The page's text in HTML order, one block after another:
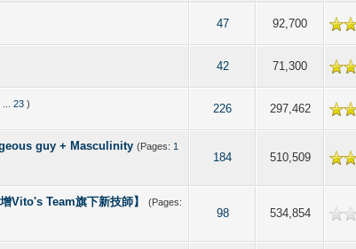
47 92,700
42 71,300
...23 )
226 297,462
guy + Masculinity (Pages: 1
184 510,509
Vito's Team旗下新技師】
(Pages:
98 534,854